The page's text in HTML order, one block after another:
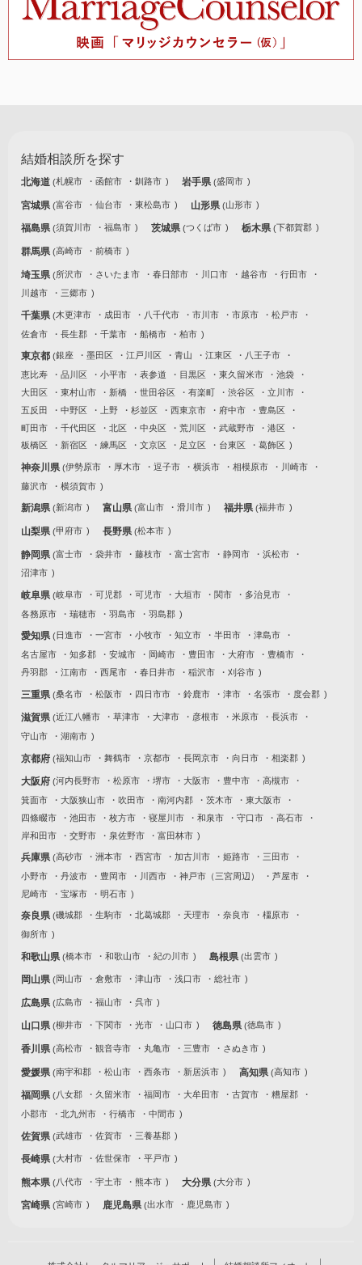
結婚相談所を探す
北海道 札幌市 函館市 釧路市 岩手県 盛岡市
宮城県 富谷市 仙台市 東松島市 山形県 山形市
福島県 須賀川市 福島市 茨城県 つくば市 栃木県 下都賀郡
群馬県 高崎市 前橋市
埼玉県 所沢市 さいたま市 春日部市 川口市 越谷市
行田市
川越市
三郷市
千葉県 木更津市 成田市 八千代市 市川市 市原市
松戸市
佐倉市
長生郡 千葉市 船橋市 柏市
東京都 銀座 墨田区 江戸川区 青山 江東区
八王子市
恵比寿
品川区 小平市 表参道 目黒区 東久留米市
池袋
大田区
東村山市 新橋 世田谷区 有楽町 渋谷区
立川市
五反田
中野区 上野 杉並区 西東京市 府中市
豊島区
町田市
千代田区 北区 中央区 荒川区 武蔵野市
港区
板橋区
新宿区 練馬区 文京区 足立区 台東区 葛飾区
神奈川県 伊勢原市 厚木市 逗子市 横浜市 相模原市
川崎市
藤沢市
横須賀市
新潟県 新潟市 富山県 富山市 滑川市 福井県 福井市
山梨県 甲府市 長野県 松本市
静岡県 富士市 袋井市 藤枝市 富士宮市 静岡市
浜松市
沼津市
岐阜県 岐阜市 可児郡 可児市 大垣市 関市
多治見市
各務原市
瑞穂市 羽島市 羽島郡
愛知県 日進市 一宮市 小牧市 知立市 半田市
津島市
名古屋市
知多郡 安城市 岡崎市 豊田市 大府市
豊橋市
丹羽郡
江南市 西尾市 春日井市 稲沢市 刈谷市
三重県 桑名市 松阪市 四日市市 鈴鹿市 津市 名張市 度会郡
滋賀県 近江八幡市 草津市 大津市 彦根市 米原市
長浜市
守山市
湖南市
京都府 福知山市 舞鶴市 京都市 長岡京市 向日市 相楽郡
大阪府 河内長野市 松原市 堺市 大阪市 豊中市
高槻市
箕面市
大阪狭山市 吹田市 南河内郡 茨木市
東大阪市
四條畷市
池田市 枚方市 寝屋川市 和泉市 守口市
高石市
岸和田市
交野市 泉佐野市 富田林市
兵庫県 高砂市 洲本市 西宮市 加古川市 姫路市
三田市
小野市
丹波市 豊岡市 川西市 神戸市（三宮周辺）
芦屋市
尼崎市
宝塚市 明石市
奈良県 磯城郡 生駒市 北葛城郡 天理市 奈良市
橿原市
御所市
和歌山県 橋本市 和歌山市 紀の川市 島根県 出雲市
岡山県 岡山市 倉敷市 津山市 浅口市 総社市
広島県 広島市 福山市 呉市
山口県 柳井市 下関市 光市 山口市 徳島県 徳島市
香川県 高松市 観音寺市 丸亀市 三豊市 さぬき市
愛媛県 南宇和郡 松山市 西条市 新居浜市 高知県 高知市
福岡県 八女郡 久留米市 福岡市 大牟田市 古賀市
糟屋郡
小郡市
北九州市 行橋市 中間市
佐賀県 武雄市 佐賀市 三養基郡
長崎県 大村市 佐世保市 平戸市
熊本県 八代市 宇土市 熊本市 大分県 大分市
宮崎県 宮崎市 鹿児島県 出水市 鹿児島市